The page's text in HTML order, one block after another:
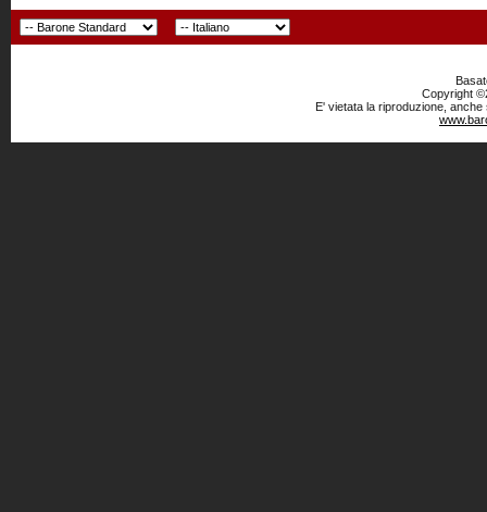
Copyright
E' vietata la riproduzione,